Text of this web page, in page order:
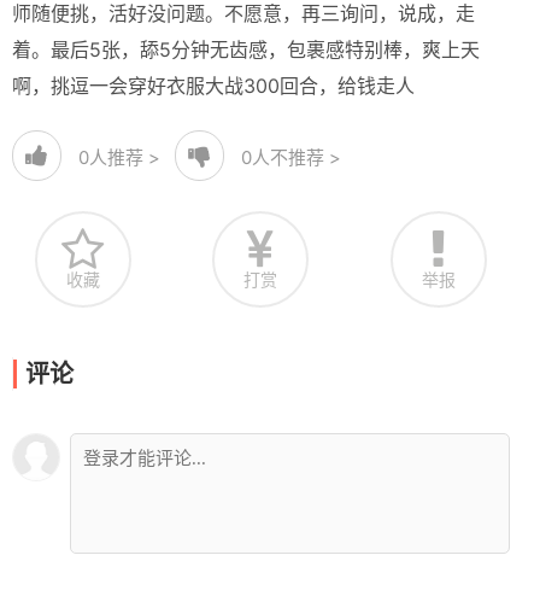
师随便挑，活好没问题。不愿意，再三询问，说成，走
着。最后5张，舔5分钟无齿感，包裹感特别棒，爽上天
啊，挑逗一会穿好衣服大战300回合，给钱走人
0人推荐 > 0人不推荐 >
收藏 打赏 举报
评论